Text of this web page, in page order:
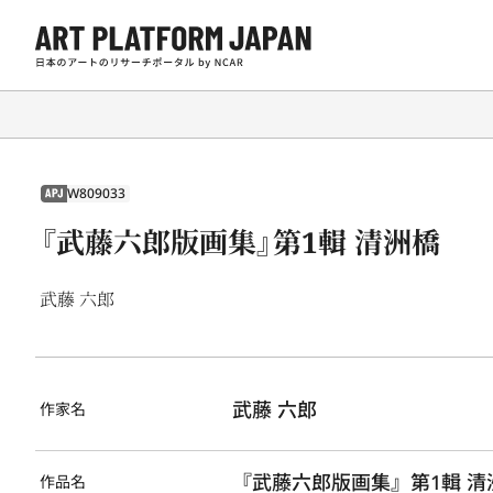
APJ W809033
『武藤六郎版画集』第1輯 清洲橋
武藤 六郎
作家名 武藤 六郎
作品名 『武藤六郎版画集』第1輯